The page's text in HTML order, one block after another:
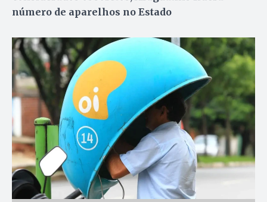
número de aparelhos no Estado